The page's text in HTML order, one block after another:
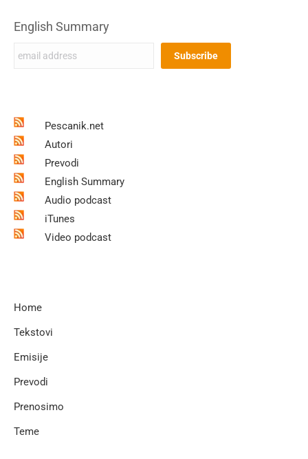
English Summary
Pescanik.net
Autori
Prevodi
English Summary
Audio podcast
iTunes
Video podcast
Home
Tekstovi
Emisije
Prevodi
Prenosimo
Teme